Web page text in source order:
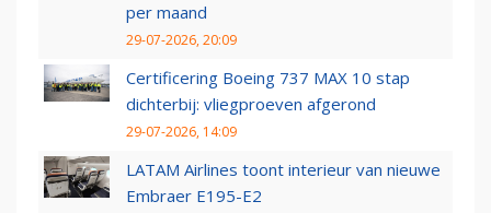
per maand
29-07-2026, 20:09
Certificering Boeing 737 MAX 10 stap
dichterbij: vliegproeven afgerond
29-07-2026, 14:09
LATAM Airlines toont interieur van nieuwe
Embraer E195-E2